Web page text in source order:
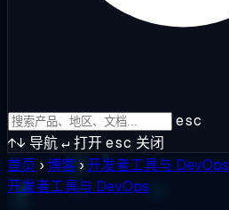
esc
↑↓ 导航↵打开esc 关闭
首页 ›博客 ›开发者工具与 DevOps
开发者工具与 DevOps